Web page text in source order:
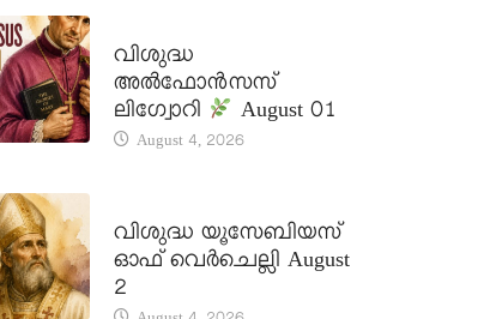
വിശുദ്ധ
അൽഫോൻസസ്
ലിഗ്വോറി
August 01
August 4, 2026
വിശുദ്ധ യൂസേബിയസ്
ഓഫ് വെർചെല്ലി August
2